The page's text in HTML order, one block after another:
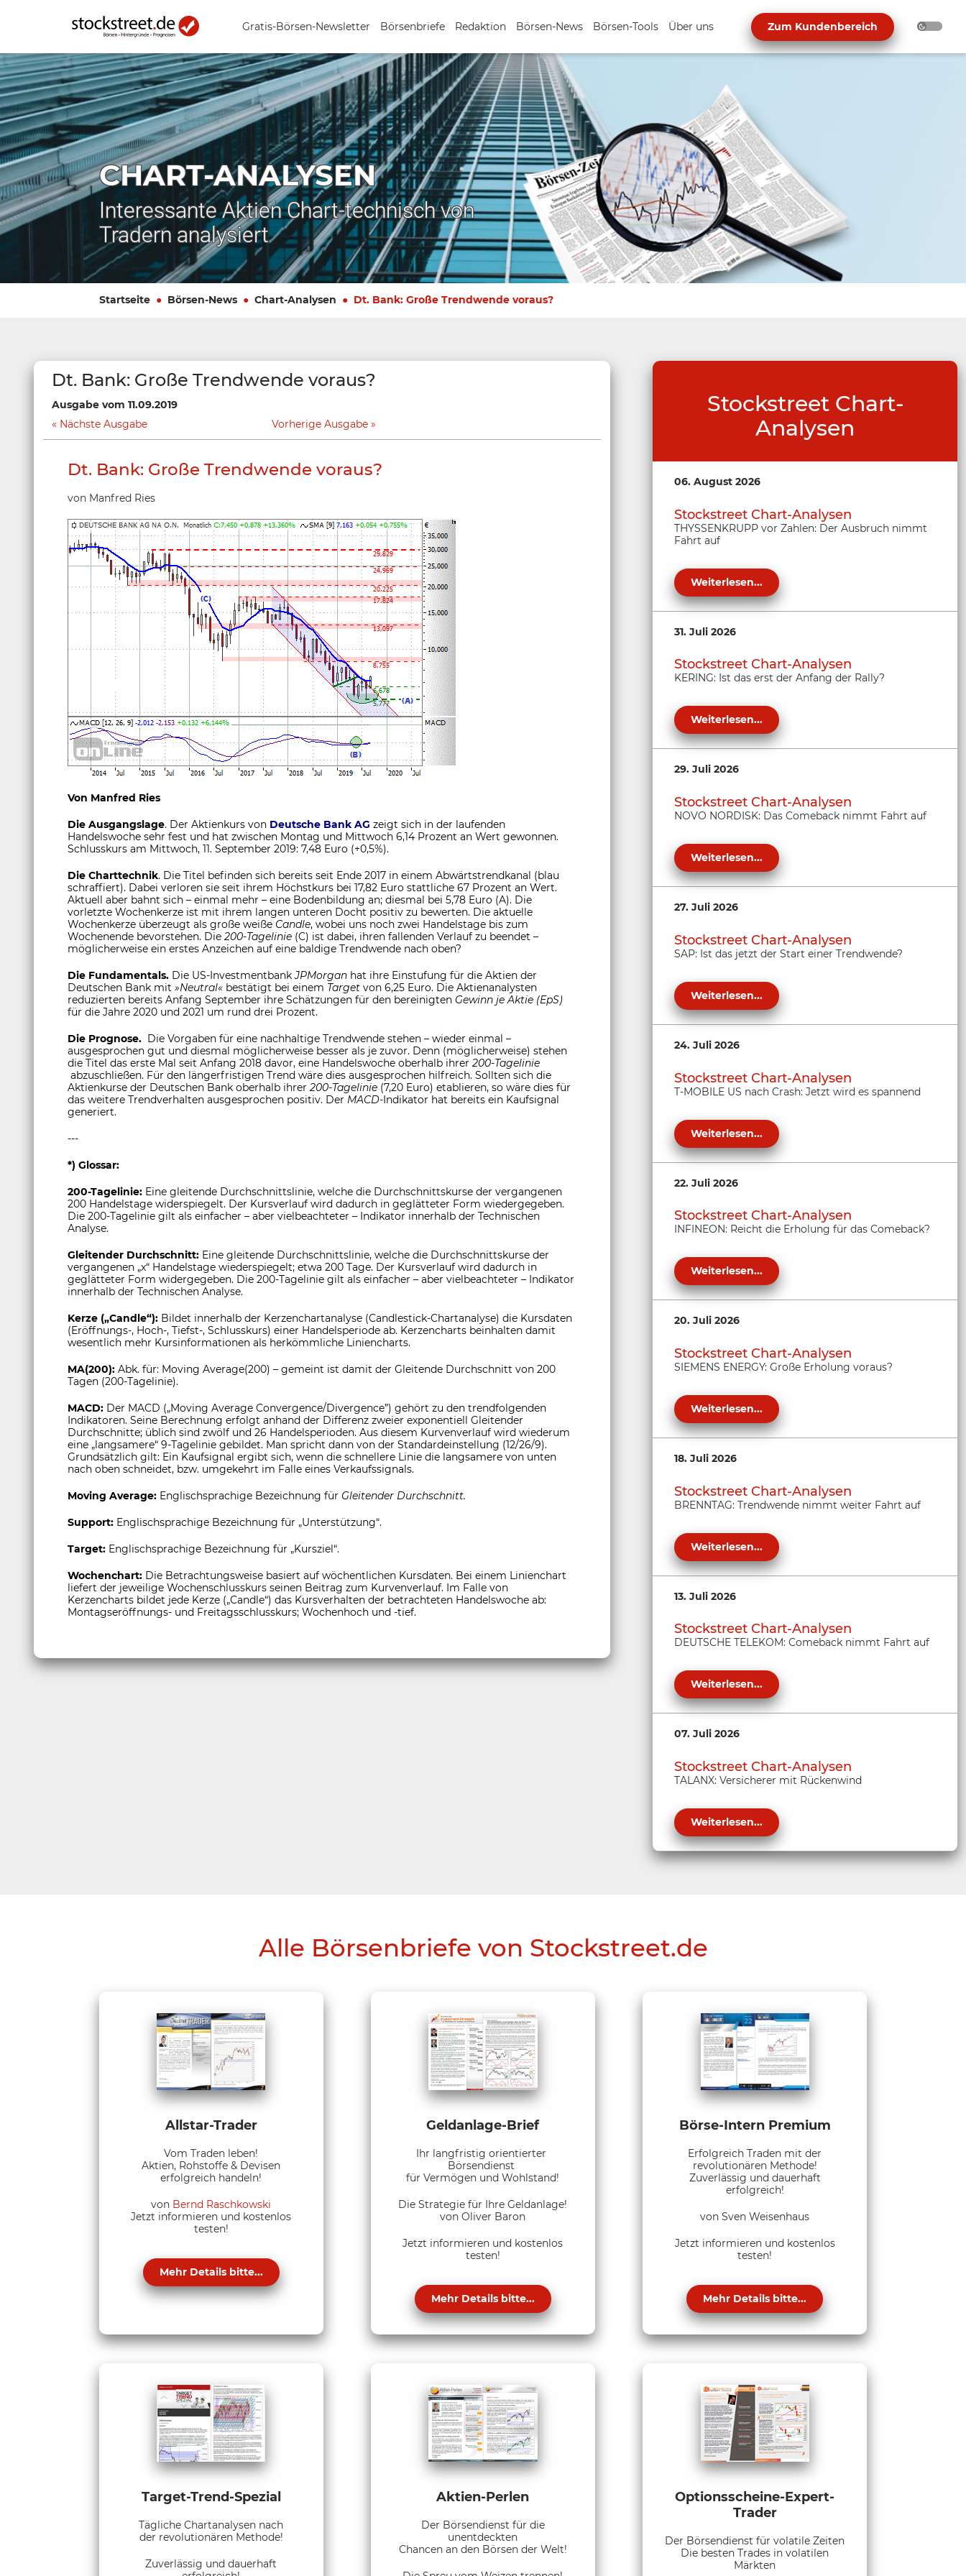
Gratis-Börsen-Newsletter Börsenbriefe Redaktion Börsen-News Börsen-Tools Über uns Zum Kundenbereich
CHART-ANALYSEN
Interessante Aktien Chart-technisch von
Tradern analysiert
Startseite Börsen-News Chart-Analysen Dt. Bank: Große Trendwende voraus?
Dt. Bank: Große Trendwende voraus?
Ausgabe vom 11.09.2019
Nächste Ausgabe
Vorherige Ausgabe
Dt. Bank: Große Trendwende voraus?
von Manfred Ries
Von Manfred Ries
Die Ausgangslage. Der Aktienkurs von Deutsche Bank AG zeigt sich in der laufenden
Handelswoche sehr fest und hat zwischen Montag und Mittwoch 6,14 Prozent an Wert gewonnen.
Schlusskurs am Mittwoch, 11. September 2019: 7,48 Euro (+0,5%).
Die Charttechnik. Die Titel befinden sich bereits seit Ende 2017 in einem Abwärtstrendkanal (blau
schraffiert). Dabei verloren sie seit ihrem Höchstkurs bei 17,82 Euro stattliche 67 Prozent an Wert.
Aktuell aber bahnt sich – einmal mehr – eine Bodenbildung an; diesmal bei 5,78 Euro (A). Die
vorletzte Wochenkerze ist mit ihrem langen unteren Docht positiv zu bewerten. Die aktuelle
Wochenkerze überzeugt als große weiße Candle, wobei uns noch zwei Handelstage bis zum
Wochenende bevorstehen. Die200-Tagelinie (C) ist dabei, ihren fallenden Verlauf zu beendet –
möglicherweise ein erstes Anzeichen auf eine baldige Trendwende nach oben?
Die Fundamentals. Die US-InvestmentbankJPMorgan hat ihre Einstufung für die Aktien der
Deutschen Bank mit »Neutral« bestätigt bei einem Target von 6,25 Euro. Die Aktienanalysten
reduzierten bereits Anfang September ihre Schätzungen für den bereinigten Gewinn je Aktie (EpS)
für die Jahre 2020 und 2021 um rund drei Prozent.
Die Prognose. Die Vorgaben für eine nachhaltige Trendwende stehen – wieder einmal –
ausgesprochen gut und diesmal möglicherweise besser als je zuvor. Denn (möglicherweise) stehen
die Titel das erste Mal seit Anfang 2018 davor, eine Handelswoche oberhalb ihrer200-Tagelinie
abzuschließen. Für den längerfristigen Trend wäre dies ausgesprochen hilfreich. Sollten sich die
Aktienkurse der Deutschen Bank oberhalb ihrer200-Tagelinie (7,20 Euro) etablieren, so wäre dies für
das weitere Trendverhalten ausgesprochen positiv. Der MACD-Indikator hat bereits ein Kaufsignal
generiert.
---
*) Glossar:
200-Tagelinie: Eine gleitende Durchschnittslinie, welche die Durchschnittskurse der vergangenen
200 Handelstage widerspiegelt. Der Kursverlauf wird dadurch in geglätteter Form wiedergegeben.
Die 200-Tagelinie gilt als einfacher – aber vielbeachteter – Indikator innerhalb der Technischen
Analyse.
Gleitender Durchschnitt: Eine gleitende Durchschnittslinie, welche die Durchschnittskurse der
vergangenen „x“ Handelstage wiederspiegelt; etwa 200 Tage. Der Kursverlauf wird dadurch in
geglätteter Form widergegeben. Die 200-Tagelinie gilt als einfacher – aber vielbeachteter – Indikator
innerhalb der Technischen Analyse.
Kerze („Candle“): Bildet innerhalb der Kerzenchartanalyse (Candlestick-Chartanalyse) die Kursdaten
(Eröffnungs-, Hoch-, Tiefst-, Schlusskurs) einer Handelsperiode ab. Kerzencharts beinhalten damit
wesentlich mehr Kursinformationen als herkömmliche Liniencharts.
MA(200): Abk. für: Moving Average(200) – gemeint ist damit der Gleitende Durchschnitt von 200
Tagen (200-Tagelinie).
MACD: Der MACD („Moving Average Convergence/Divergence”) gehört zu den trendfolgenden
Indikatoren. Seine Berechnung erfolgt anhand der Differenz zweier exponentiell Gleitender
Durchschnitte; üblich sind zwölf und 26 Handelsperioden. Aus diesem Kurvenverlauf wird wiederum
eine „langsamere“ 9-Tagelinie gebildet. Man spricht dann von der Standardeinstellung (12/26/9).
Grundsätzlich gilt: Ein Kaufsignal ergibt sich, wenn die schnellere Linie die langsamere von unten
nach oben schneidet, bzw. umgekehrt im Falle eines Verkaufssignals.
Moving Average: Englischsprachige Bezeichnung für Gleitender Durchschnitt.
Support: Englischsprachige Bezeichnung für „Unterstützung“.
Target: Englischsprachige Bezeichnung für „Kursziel“.
Wochenchart: Die Betrachtungsweise basiert auf wöchentlichen Kursdaten. Bei einem Linienchart
liefert der jeweilige Wochenschlusskurs seinen Beitrag zum Kurvenverlauf. Im Falle von
Kerzencharts bildet jede Kerze („Candle“) das Kursverhalten der betrachteten Handelswoche ab:
Montagseröffnungs- und Freitagsschlusskurs; Wochenhoch und -tief.
Stockstreet Chart-
Analysen
06. August 2026
Stockstreet Chart-Analysen
THYSSENKRUPP vor Zahlen: Der Ausbruch nimmt
Fahrt auf
Weiterlesen...
31. Juli 2026
Stockstreet Chart-Analysen
KERING: Ist das erst der Anfang der Rally?
Weiterlesen...
29. Juli 2026
Stockstreet Chart-Analysen
NOVO NORDISK: Das Comeback nimmt Fahrt auf
Weiterlesen...
27. Juli 2026
Stockstreet Chart-Analysen
SAP: Ist das jetzt der Start einer Trendwende?
Weiterlesen...
24. Juli 2026
Stockstreet Chart-Analysen
T-MOBILE US nach Crash: Jetzt wird es spannend
Weiterlesen...
22. Juli 2026
Stockstreet Chart-Analysen
INFINEON: Reicht die Erholung für das Comeback?
Weiterlesen...
20. Juli 2026
Stockstreet Chart-Analysen
SIEMENS ENERGY: Große Erholung voraus?
Weiterlesen...
18. Juli 2026
Stockstreet Chart-Analysen
BRENNTAG: Trendwende nimmt weiter Fahrt auf
Weiterlesen...
13. Juli 2026
Stockstreet Chart-Analysen
DEUTSCHE TELEKOM: Comeback nimmt Fahrt auf
Weiterlesen...
07. Juli 2026
Stockstreet Chart-Analysen
TALANX: Versicherer mit Rückenwind
Weiterlesen...
Alle Börsenbriefe von Stockstreet.de
Allstar-Trader
Vom Traden leben!
Aktien, Rohstoffe & Devisen
erfolgreich handeln!
von Bernd Raschkowski
Jetzt informieren und kostenlos
testen!
Mehr Details bitte...
Geldanlage-Brief
Ihr langfristig orientierter
Börsendienst
für Vermögen und Wohlstand!
Die Strategie für Ihre Geldanlage!
von Oliver Baron
Jetzt informieren und kostenlos
testen!
Mehr Details bitte...
Börse-Intern Premium
Erfolgreich Traden mit der
revolutionären Methode!
Zuverlässig und dauerhaft
erfolgreich!
von Sven Weisenhaus
Jetzt informieren und kostenlos
testen!
Mehr Details bitte...
Target-Trend-Spezial
Tägliche Chartanalysen nach
der revolutionären Methode!
Zuverlässig und dauerhaft
Aktien-Perlen
Der Börsendienst für die
unentdeckten
Chancen an den Börsen der Welt!
Optionsscheine-Expert-
Trader
Der Börsendienst für volatile Zeiten
Die besten Trades in volatilen
Märkten